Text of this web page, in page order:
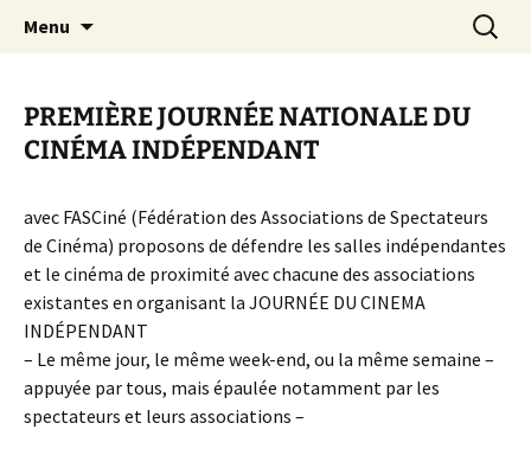
Canal Marches
Menu
PREMIÈRE JOURNÉE NATIONALE DU
CINÉMA INDÉPENDANT
avec FASCiné (Fédération des Associations de Spectateurs
de Cinéma) proposons de défendre les salles indépendantes
et le cinéma de proximité avec chacune des associations
existantes en organisant la JOURNÉE DU CINEMA
INDÉPENDANT
– Le même jour, le même week-end, ou la même semaine –
appuyée par tous, mais épaulée notamment par les
spectateurs et leurs associations –